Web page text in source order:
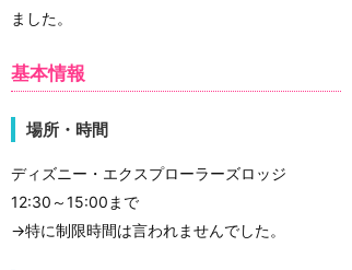
ました。
基本情報
場所・時間
ディズニー・エクスプローラーズロッジ
12:30～15:00まで
→特に制限時間は言われませんでした。